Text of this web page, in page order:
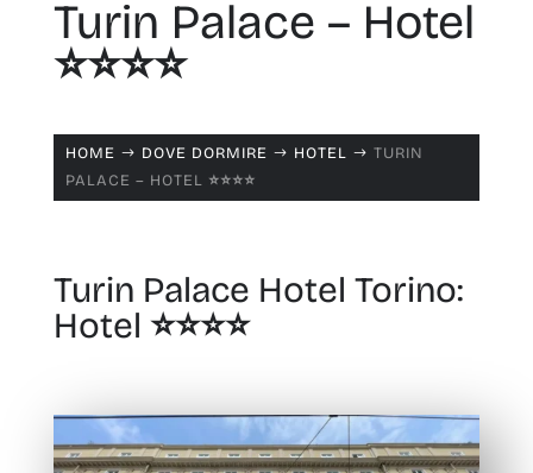
Turin Palace – Hotel
⭐️⭐️⭐️⭐️
HOME $ DOVE DORMIRE $ HOTEL $ TURIN
PALACE – HOTEL ⭐️⭐️⭐️⭐️
Turin Palace Hotel Torino:
Hotel ⭐️⭐️⭐️⭐️